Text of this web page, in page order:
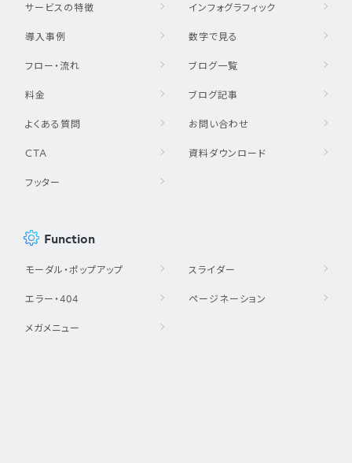
サービスの特徴
導入事例
フロー・流れ
料金
よくある質問
CTA
フッター
インフォグラフィック
数字で見る
ブログ一覧
ブログ記事
お問い合わせ
資料ダウンロード
Function
モーダル・ポップアップ
エラー・404
メガメニュー
スライダー
ページネーション